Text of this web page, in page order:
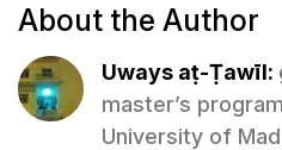
About the Author
Uways aṭ-Ṭawīl:
master’s
University of